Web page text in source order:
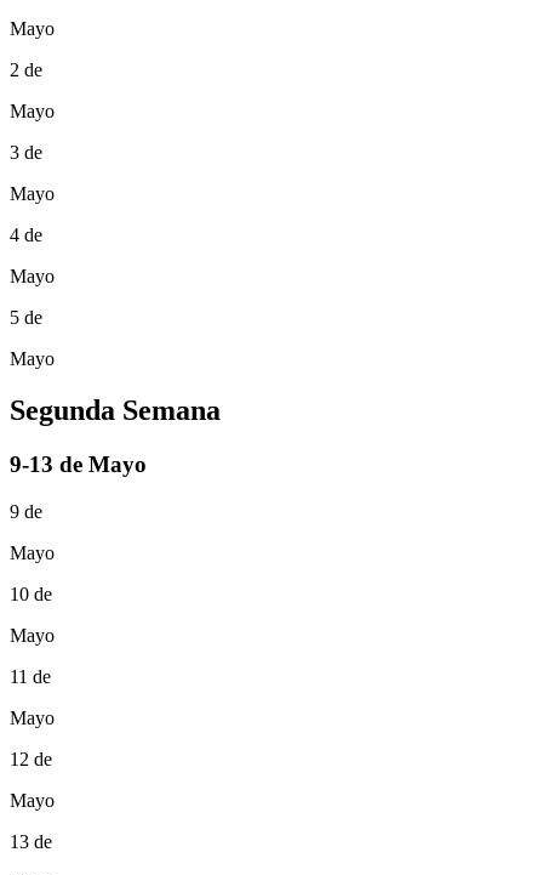
Mayo
2 de
Mayo
3 de
Mayo
4 de
Mayo
5 de
Mayo
Segunda Semana
9-13 de Mayo
9 de
Mayo
10 de
Mayo
11 de
Mayo
12 de
Mayo
13 de